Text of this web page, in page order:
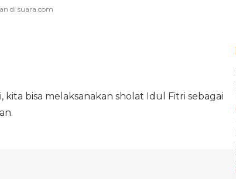
bisa melaksanakan sholat Idul Fitri sebagai